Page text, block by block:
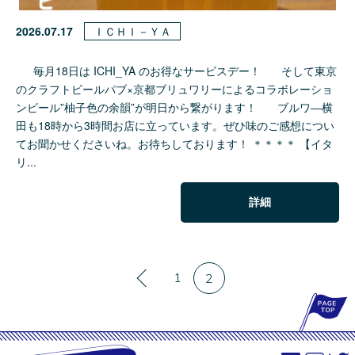
2026.07.17 ＩＣＨＩ－ＹＡ
毎月18日は ICHI_YA のお得なサービスデー！ そして東京
のクラフトビールパブ×京都ブリュワリーによるコラボレーショ
ンビール”柚子色の余韻”が明日から繋がります！ ブルワ―横
田も18時から3時間お店に立っています。ぜひ味のご感想につい
てお聞かせくださいね。お待ちしております！ ＊＊＊＊ 【イタ
リ...
詳細
1 2